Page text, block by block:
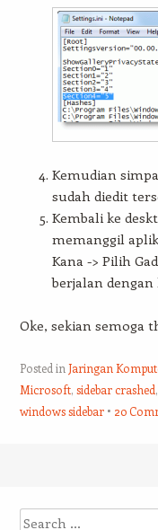
Kemudian
sudah diedit
Kembali ke
memanggil
Kana -> Pilih
berjalan
Oke, sekian semoga
Posted inJaringan
Microsoft, sidebar crashed,
windows sidebar
20
Search